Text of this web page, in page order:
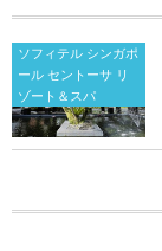
ソフィテル シンガポ
ール セントーサ リ
ゾート＆スパ